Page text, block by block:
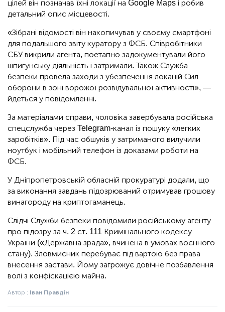
цілей він позначав їхні локації на Google Maps і робив
детальний опис місцевості.
«Зібрані відомості він накопичував у своєму смартфоні
для подальшого звіту куратору з ФСБ. Співробітники
СБУ викрили агента, поетапно задокументували його
шпигунську діяльність і затримали. Також Служба
безпеки провела заходи з убезпечення локацій Сил
оборони в зоні ворожої розвідувальної активності», —
йдеться у повідомленні.
За матеріалами справи, чоловіка завербувала російська
спецслужба через Telegram-канал із пошуку «легких
заробітків». Під час обшуків у затриманого вилучили
ноутбук і мобільний телефон із доказами роботи на
ФСБ.
У Дніпропетровській обласній прокуратурі додали, що
за виконання завдань підозрюваний отримував грошову
винагороду на криптогаманець.
Слідчі Служби безпеки повідомили російському агенту
про підозру за ч. 2 ст. 111 Кримінального кодексу
України («Державна зрада», вчинена в умовах воєнного
стану). Зловмисник перебуває під вартою без права
внесення застави. Йому загрожує довічне позбавлення
волі з конфіскацією майна.
Автор : Іван Правдін